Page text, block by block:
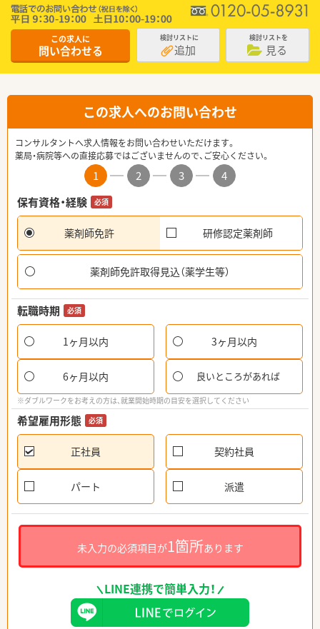
この求人に
問い合わせる
検討リストに
追加
検討リストを
見る
この求人へのお問い合わせ
コンサルタントへ求人情報をお問い合わせいただけます。
薬局・病院等への直接応募ではございませんので、ご安心ください。
1 2 3
4
保有資格・経験
必須
薬剤師免許 研修認定薬剤師
薬剤師免許取得見込（薬学生等）
転職時期 必須
1ヶ月以内 3ヶ月以内
6ヶ月以内 良いところがあれば
※ダブルワークをお考えの方は、就業開始時期の目安を選択してください
希望雇用形態 必須
正社員 契約社員
パート 派遣
未入力の必須項目が1箇所あります
LINE連携で簡単入力！